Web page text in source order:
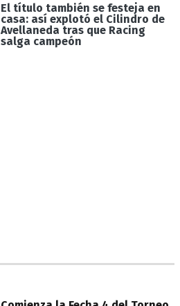
El título también se festeja en
casa: así explotó el Cilindro de
Avellaneda tras que Racing
salga campeón